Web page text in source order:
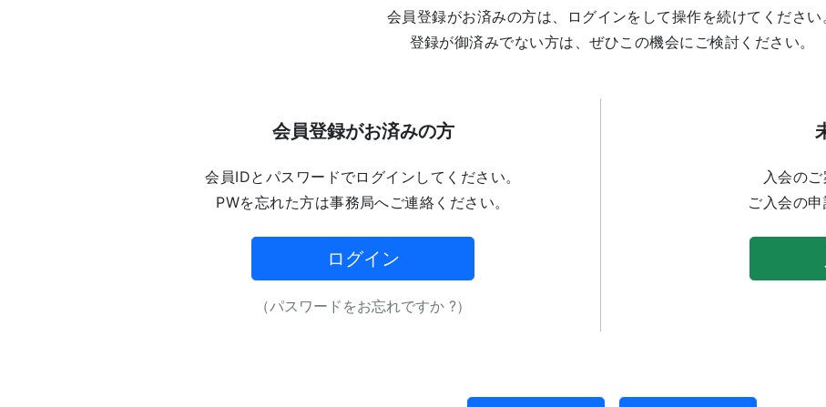
会員登録がお済みの方は、ログインをして操作を続けてください
登録が御済みでない方は、ぜひこの機会にご検討ください。
会員登録がお済みの方
会員IDとパスワードでログインしてください。
PWを忘れた方は事務局へご連絡ください。
ログイン
（パスワードをお忘れですか ?）
入会のご
ご入会の申